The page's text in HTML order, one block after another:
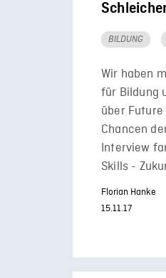
BILDUNG
Wir haben
für Bildung
über
Chancen
Interview
Skills -
Florian Hanke
15.11.17